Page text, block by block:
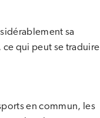
sa
qui peut se traduire
en commun, les